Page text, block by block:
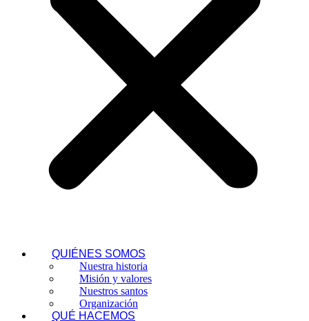
QUIÉNES SOMOS
Nuestra historia
Misión y valores
Nuestros santos
Organización
QUÉ HACEMOS